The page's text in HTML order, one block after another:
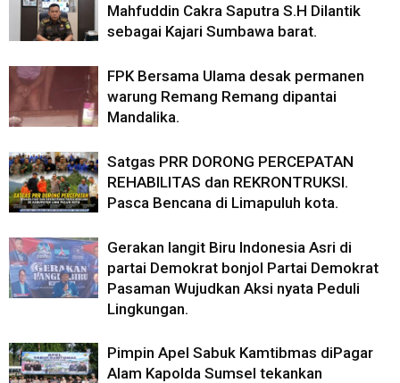
Mahfuddin Cakra Saputra S.H Dilantik
sebagai Kajari Sumbawa barat.
FPK Bersama Ulama desak permanen
warung Remang Remang dipantai
Mandalika.
Satgas PRR DORONG PERCEPATAN
REHABILITAS dan REKRONTRUKSI.
Pasca Bencana di Limapuluh kota.
Gerakan langit Biru Indonesia Asri di
partai Demokrat bonjol Partai Demokrat
Pasaman Wujudkan Aksi nyata Peduli
Lingkungan.
Pimpin Apel Sabuk Kamtibmas diPagar
Alam Kapolda Sumsel tekankan